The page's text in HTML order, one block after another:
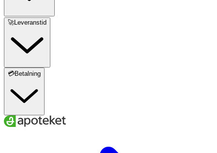
🚀Leveranstid
💳Betalning